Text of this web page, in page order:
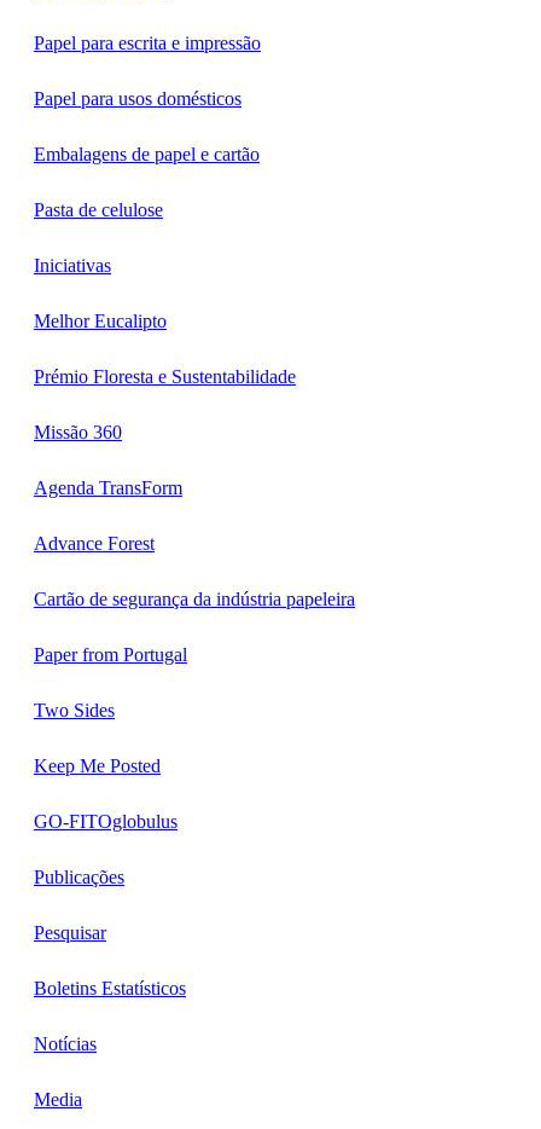
Papel para escrita e impressão
Papel para usos domésticos
Embalagens de papel e cartão
Pasta de celulose
Iniciativas
Melhor Eucalipto
Prémio Floresta e Sustentabilidade
Missão 360
Agenda TransForm
Advance Forest
Cartão de segurança da indústria papeleira
Paper from Portugal
Two Sides
Keep Me Posted
GO-FITOglobulus
Publicações
Pesquisar
Boletins Estatísticos
Notícias
Media